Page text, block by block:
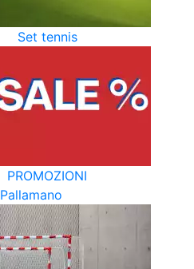
Set tennis
PROMOZIONI
Pallamano